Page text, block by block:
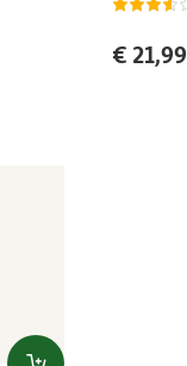
€ 21,99